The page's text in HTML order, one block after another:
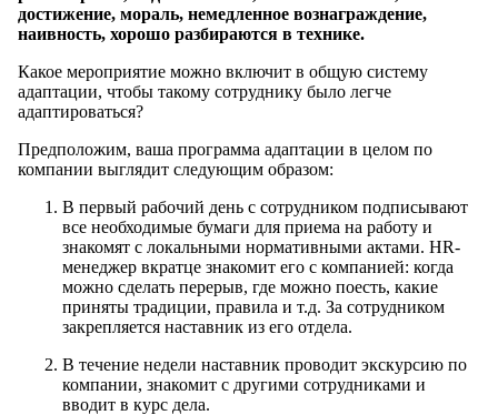
достижение, мораль, немедленное вознаграждение,
наивность, хорошо разбираются в технике.
Какое мероприятие можно включит в общую систему
адаптации, чтобы такому сотруднику было легче
адаптироваться?
Предположим, ваша программа адаптации в целом по
компании выглядит следующим образом:
В первый рабочий день с сотрудником подписывают
все необходимые бумаги для приема на работу и
знакомят с локальными нормативными актами. HR-
менеджер вкратце знакомит его с компанией: когда
можно сделать перерыв, где можно поесть, какие
приняты традиции, правила и т.д. За сотрудником
закрепляется наставник из его отдела.
В течение недели наставник проводит экскурсию по
компании, знакомит с другими сотрудниками и
вводит в курс дела.